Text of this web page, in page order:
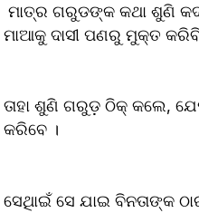
ମାତ୍ର ଗରୁଡଙ୍କ କଥା ଶୁଣି
ମାଆକୁ ଦାସୀ ପଣରୁ ମୁକ୍ତ
ତାହା ଶୁଣି ଗରୁଡ଼ ଠିକ୍ କଲେ,
କରିବେ ।
ସେଥିାଇଁ ସେ ଯାଇ ବିନତାଙ୍କ